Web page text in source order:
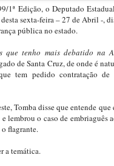
1ª Edição, o Deputado
sexta-feira – 27 de Abril -,
pública no estado.
que tenho mais debatido na
de Santa Cruz, de onde é
tem pedido contratação
Tomba disse que entende
lembrou o caso de embriaguês
flagrante.
a temática.